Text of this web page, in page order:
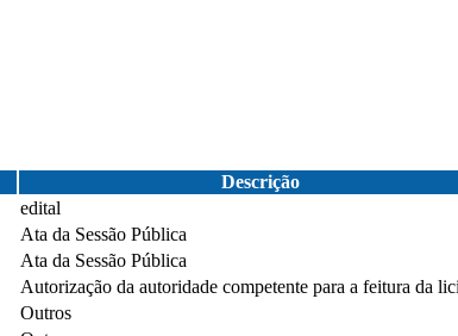
Descrição
edital
Ata da Sessão Pública
Ata da Sessão Pública
Autorização da autoridade competente para a feitura da
Outros